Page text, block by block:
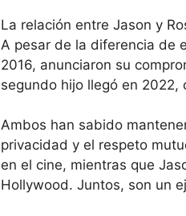
La relación entre Jason y
A pesar de la diferencia de
2016, anunciaron su
segundo hijo llegó en 2022,
Ambos han sabido
privacidad y el respeto
en el cine, mientras que
Hollywood. Juntos, son un